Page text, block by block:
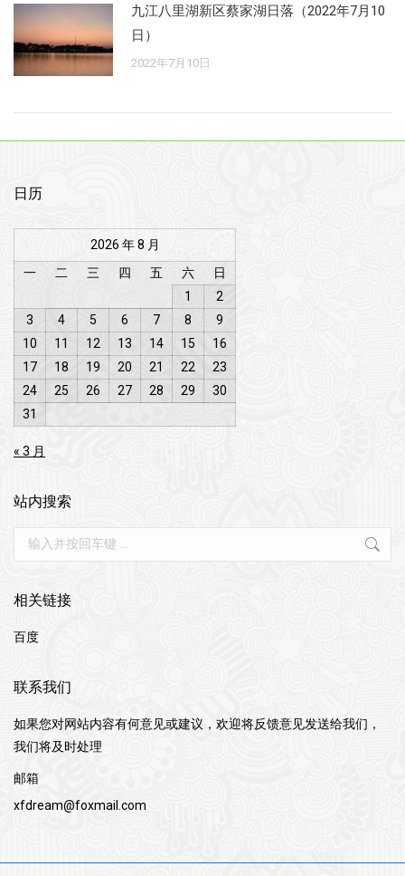
九江八里湖新区蔡家湖日落（2022年7月10
日）
2022年7月10日
日历
2026 年 8 月
一
二 三 四 五 六
日
1
2
3
4 5 6 7 8
9
10
11 12 13 14 15
16
17
18 19 20 21 22
23
24
25 26 27 28 29
30
31
« 3 月
站内搜索
Search:
相关链接
百度
联系我们
如果您对网站内容有何意见或建议，欢迎将反馈意见发送给我们，
我们将及时处理
邮箱
xfdream@foxmail.com